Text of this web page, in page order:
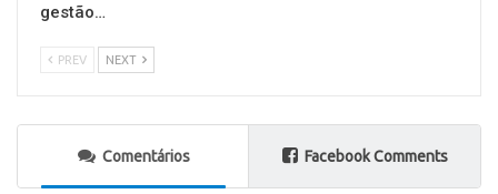
gestão…
PREV NEXT
Comentários Facebook Comments